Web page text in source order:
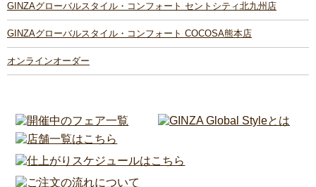
GINZAグローバルスタイル・コンフォート セントシティ北九州店
GINZAグローバルスタイル・コンフォート COCOSA熊本店
オンラインオーダー